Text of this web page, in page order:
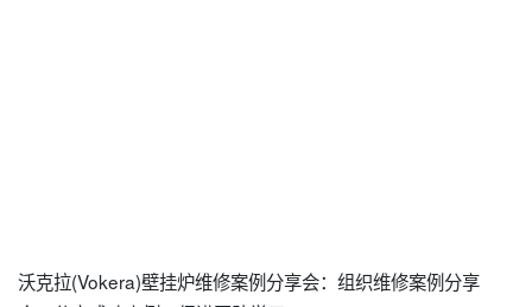
沃克拉(Vokera)壁挂炉维修案例分享会：组织维修案例分享